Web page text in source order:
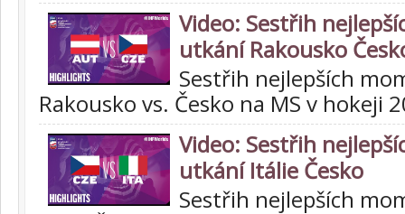
Video: Sestřih
utkání Rakousko
Sestřih nejlepších
Rakousko vs. Česko na MS v hokeji
Video: Sestřih
utkání Itálie Česko
Sestřih nejlepších